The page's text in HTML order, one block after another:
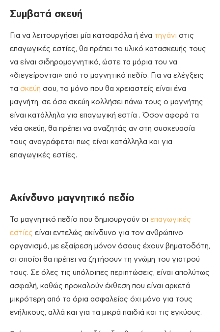
Συμβατά σκευή
Για να λειτουργήσει μία κατσαρόλα ή ένα τηγάνι στις
επαγωγικές εστίες, θα πρέπει το υλικό κατασκευής τους
να είναι σιδηρομαγνητικό, ώστε τα μόρια του να
«διεγείρονται» από το μαγνητικό πεδίο. Για να ελέγξεις
τα σκεύη σου, το μόνο που θα χρειαστείς είναι ένα
μαγνήτη, σε όσα σκεύη κολλήσει πάνω τους ο μαγνήτης
είναι κατάλληλα για επαγωγική εστία . Όσον αφορά τα
νέα σκεύη, θα πρέπει να αναζητάς αν στη συσκευασία
τους αναγράφεται πως είναι κατάλληλα και για
επαγωγικές εστίες.
Ακίνδυνο μαγνητικό πεδίο
Το μαγνητικό πεδίο που δημιουργούν οι επαγωγικές
εστίες είναι εντελώς ακίνδυνο για τον ανθρώπινο
οργανισμό, με εξαίρεση μόνον όσους έχουν βηματοδότη,
οι οποίοι θα πρέπει να ζητήσουν τη γνώμη του γιατρού
τους. Σε όλες τις υπόλοιπες περιπτώσεις, είναι απολύτως
ασφαλή, καθώς προκαλούν έκθεση που είναι αρκετά
μικρότερη από τα όρια ασφαλείας όχι μόνο για τους
ενήλικους, αλλά και για τα μικρά παιδιά και τις εγκύους.